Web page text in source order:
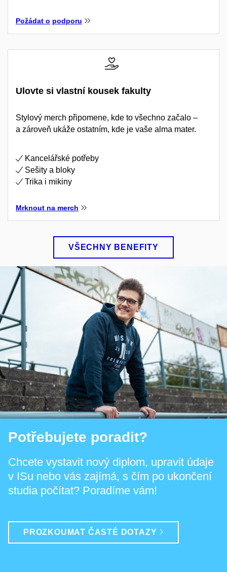
Požádat o podporu
Ulovte si vlastní kousek fakulty
Stylový merch připomene, kde to všechno začalo –
a zároveň ukáže ostatním, kde je vaše alma mater.
Kancelářské potřeby
Sešity a bloky
Trika i mikiny
Mrknout na merch
VŠECHNY BENEFITY
Potřebujete poradit?
Chcete vystavit nový diplom, upravit údaje
v ISu nebo vás zajímá, s čím po ukončení
studia počítat? Poradíme vám!
PROZKOUMAT ČASTÉ DOTAZY